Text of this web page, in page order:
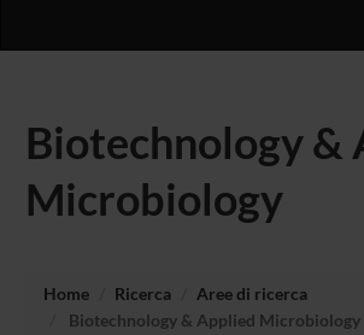
Biotechnology &
Microbiology
Home Ricerca
Aree di ricerca
Biotechnology & Applied Microbiology